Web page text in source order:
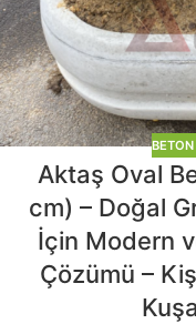
Aktaş Oval
cm) – Doğal
İçin Modern
Çözümü –